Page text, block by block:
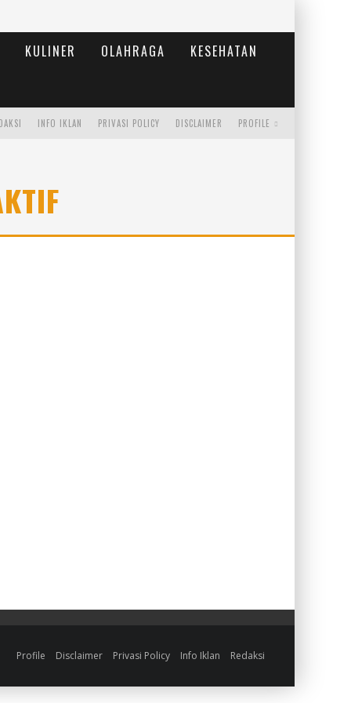
KULINER OLAHRAGA
KESEHATAN
PROFILE
DISCLAIMER
PRIVASI POLICY
INFO IKLAN
Profile Disclaimer Privasi Policy Info Iklan Redaksi